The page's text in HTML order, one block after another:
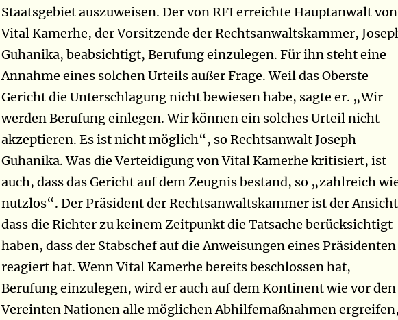
Staatsgebiet auszuweisen. Der von RFI erreichte Hauptanwalt von
Vital Kamerhe, der Vorsitzende der Rechtsanwaltskammer,
Guhanika, beabsichtigt, Berufung einzulegen. Für ihn steht eine
Annahme eines solchen Urteils außer Frage. Weil das Oberste
Gericht die Unterschlagung nicht bewiesen habe, sagte er. „Wir
werden Berufung einlegen. Wir können ein solches Urteil nicht
akzeptieren. Es ist nicht möglich“, so Rechtsanwalt Joseph
Guhanika. Was die Verteidigung von Vital Kamerhe kritisiert, ist
auch, dass das Gericht auf dem Zeugnis bestand, so „zahlreich
nutzlos“. Der Präsident der Rechtsanwaltskammer ist der
dass die Richter zu keinem Zeitpunkt die Tatsache berücksichtigt
haben, dass der Stabschef auf die Anweisungen eines Präsidenten
reagiert hat. Wenn Vital Kamerhe bereits beschlossen hat,
Berufung einzulegen, wird er auch auf dem Kontinent wie vor den
Vereinten Nationen alle möglichen Abhilfemaßnahmen